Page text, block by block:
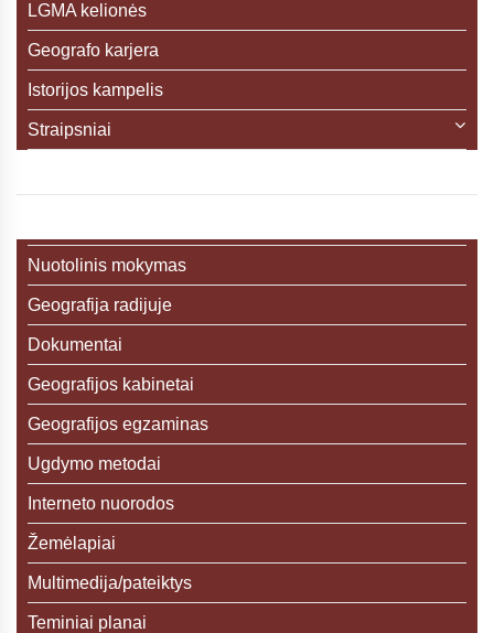
LGMA kelionės
Geografo karjera
Istorijos kampelis
Straipsniai
Nuotolinis mokymas
Geografija radijuje
Dokumentai
Geografijos kabinetai
Geografijos egzaminas
Ugdymo metodai
Interneto nuorodos
Žemėlapiai
Multimedija/pateiktys
Teminiai planai